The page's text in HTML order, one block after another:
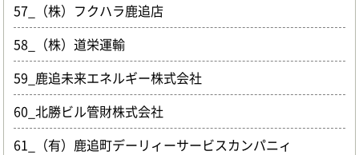
57_（株）フクハラ鹿追店
58_（株）道栄運輸
59_鹿追未来エネルギー株式会社
60_北勝ビル管財株式会社
61_（有）鹿追町デーリィーサービスカンパニィ